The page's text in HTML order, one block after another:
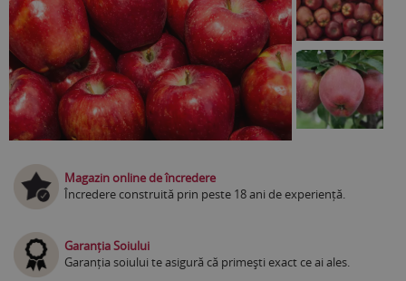
Magazin online de încredere
Încredere construită prin peste 18 ani de experiență.
Garanția Soiului
Garanția soiului te asigură că primești exact ce ai ales.